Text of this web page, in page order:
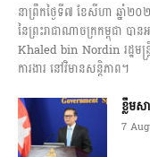
នាព្រឹកថ្ងៃទី៧ ខែសីហា ឆ្នាំ២
នៃព្រះរាជាណាចក្រកម្ពុជា ប
Khaled bin Nordin រដ្ឋមន្
ការងារ នៅវិមានសន្តិភាព។
ខ្លឹមស
7